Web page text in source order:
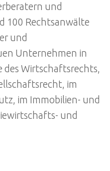
und
100 Rechtsanwälte
und
Unternehmen in
des Wirtschaftsrechts,
im
im Immobilien- und
und